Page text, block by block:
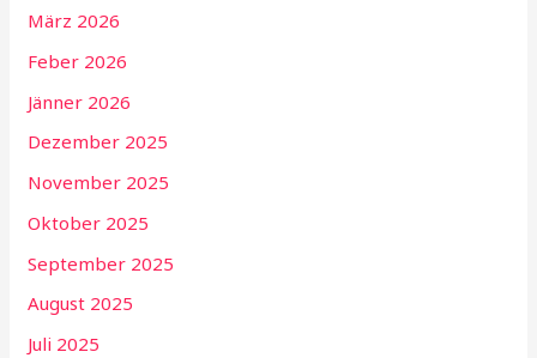
März 2026
Feber 2026
Jänner 2026
Dezember 2025
November 2025
Oktober 2025
September 2025
August 2025
Juli 2025